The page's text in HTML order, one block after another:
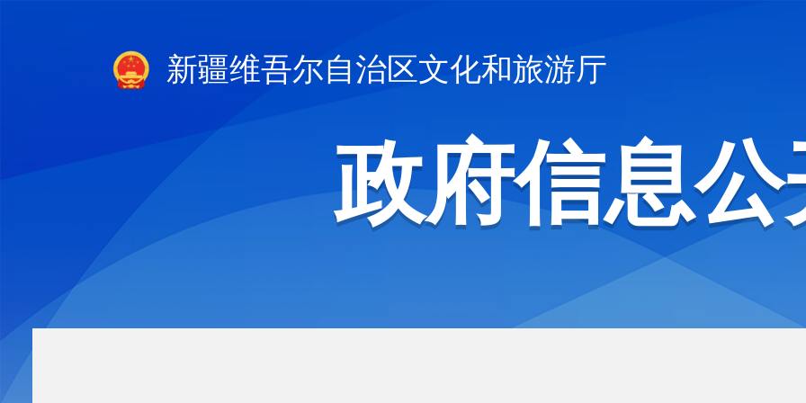
新疆维吾尔自治区文化和旅游厅
政府信息公